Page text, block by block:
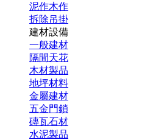
泥作木作
拆除吊掛
建材設備
一般建材
隔間天花
木材製品
地坪材料
金屬建材
五金門鎖
磚瓦石材
水泥製品